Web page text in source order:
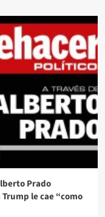
Prado
le cae “como